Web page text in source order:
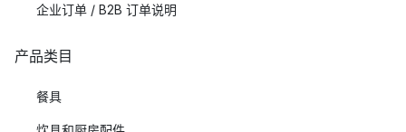
企业订单 / B2B 订单说明
产品类目
餐具